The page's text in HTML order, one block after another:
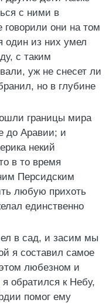
с ними в
говорили они на том
один из них умел
с таким
уж не снесет ли
но в глубине
границы мира
до Аравии; и
некий
в то время
Персидским
любую прихоть
единственно
в сад, и засим мы
я составил самое
любезном и
обратился к Небу,
помог ему